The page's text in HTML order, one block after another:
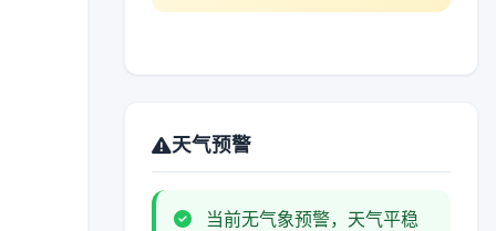
天气预警
当前无气象预警，天气平稳